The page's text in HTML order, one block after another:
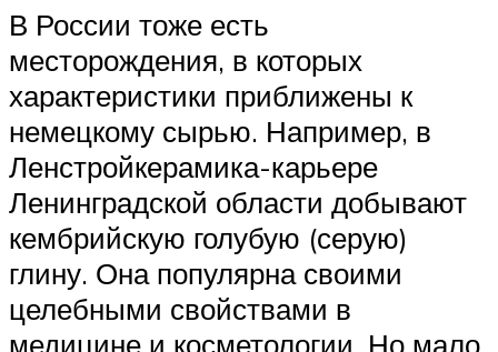
В России тоже есть
месторождения, в которых
характеристики приближены к
немецкому сырью. Например, в
Ленстройкерамика-карьере
Ленинградской области добывают
кембрийскую голубую (серую)
глину. Она популярна своими
целебными свойствами в
медицине и косметологии. Но мало